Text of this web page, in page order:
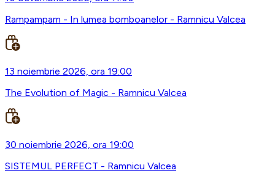
Rampampam - In lumea bomboanelor - Ramnicu Valcea
13 noiembrie 2026, ora 19:00
The Evolution of Magic - Ramnicu Valcea
30 noiembrie 2026, ora 19:00
SISTEMUL PERFECT - Ramnicu Valcea